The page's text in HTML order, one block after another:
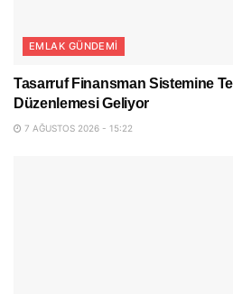
EMLAK GÜNDEMI
Tasarruf Finansman Sistemine
Düzenlemesi Geliyor
7 AĞUSTOS 2026 - 15:22